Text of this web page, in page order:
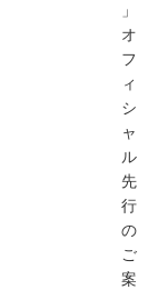
」
オ
フ
ィ
シ
ャ
ル
先
行
の
ご
案